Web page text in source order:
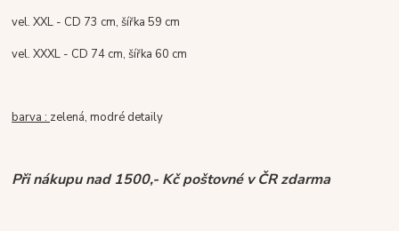
vel. XXL - CD 73 cm, šířka 59 cm
vel. XXXL - CD 74 cm, šířka 60 cm
barva : zelená, modré detaily
Při nákupu nad 1500,- Kč poštovné v ČR zdarma